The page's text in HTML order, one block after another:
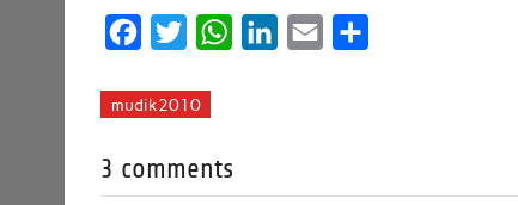
c
b
i
t
W
mudik2010
3 comments